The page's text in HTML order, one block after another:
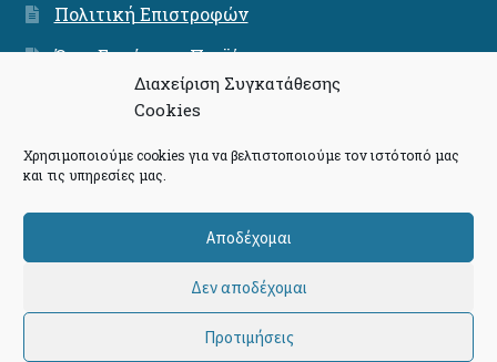
Διαχείριση Συγκατάθεσης
Cookies
Χρησιμοποιούμε cookies για να βελτιστοποιούμε τον ιστότοπό μας
και τις υπηρεσίες μας.
Αποδέχομαι
Δεν αποδέχομαι
Προτιμήσεις
Πολιτική Επιστροφών
Όροι Εγγύησης Προϊόντων
Ασφάλεια Συνναλαγών
© Community - The Press Project 2026
Πολιτική Απορρήτου
Δημιουργημένο με το